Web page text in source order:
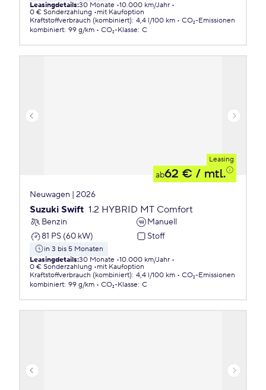
Leasingdetails:30 Monate 10.000 km/Jahr
0 € Sonderzahlung
mit Kaufoption
Kraftstoffverbrauch (kombiniert): 4,4 l/100 km
CO₂-Emissionen
kombiniert: 99 g/km CO₂-Klasse: C
Leasing
ab62 € / mtl.
Neuwagen | 2026
Suzuki Swift 1.2 HYBRID MT Comfort
Benzin
Manuell
81 PS (60 kW)
Stoff
in 3 bis 5 Monaten
Leasingdetails:30 Monate 10.000 km/Jahr
0 € Sonderzahlung
mit Kaufoption
Kraftstoffverbrauch (kombiniert): 4,4 l/100 km
CO₂-Emissionen
kombiniert: 99 g/km CO₂-Klasse: C